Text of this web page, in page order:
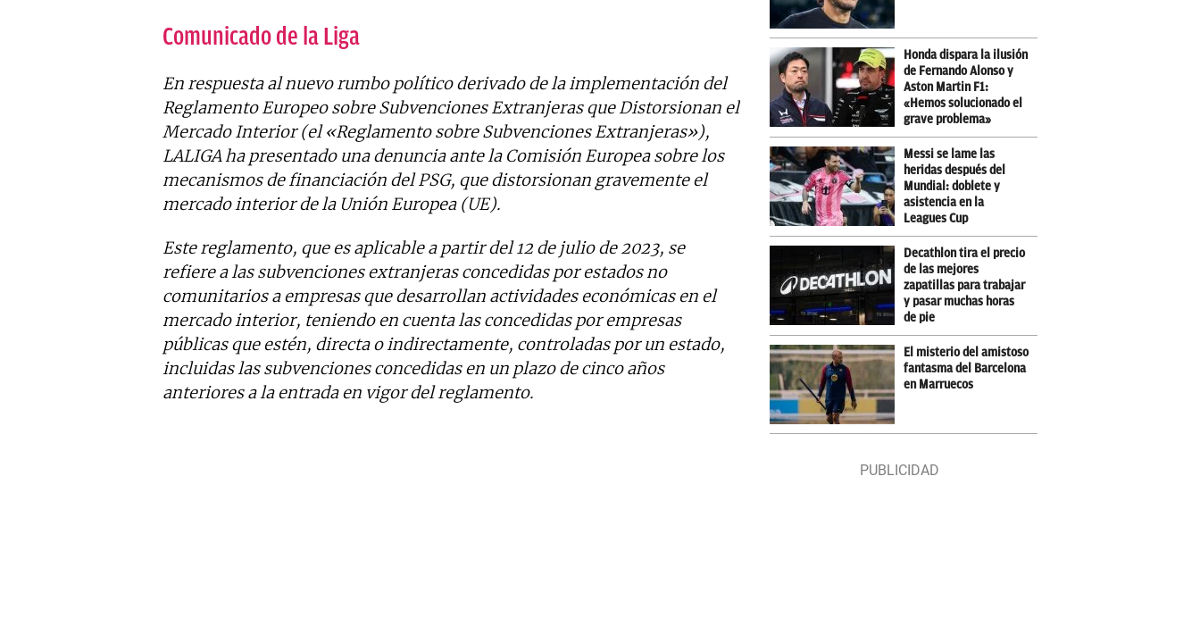
Comunicado de la Liga
En respuesta al nuevo rumbo político derivado de la implementación del
Reglamento Europeo sobre Subvenciones Extranjeras que Distorsionan el
Mercado Interior (el «Reglamento sobre Subvenciones Extranjeras»),
LALIGA ha presentado una denuncia ante la Comisión Europea sobre los
mecanismos de financiación del PSG, que distorsionan gravemente el
mercado interior de la Unión Europea (UE).
Este reglamento, que es aplicable a partir del 12 de julio de 2023, se
refiere a las subvenciones extranjeras concedidas por estados no
comunitarios a empresas que desarrollan actividades económicas en el
mercado interior, teniendo en cuenta las concedidas por empresas
públicas que estén, directa o indirectamente, controladas por un estado,
incluidas las subvenciones concedidas en un plazo de cinco años
anteriores a la entrada en vigor del reglamento.
Honda dispara la ilusión
de Fernando Alonso y
Aston Martin F1:
«Hemos solucionado el
grave problema»
Messi se lame las
heridas después del
Mundial: doblete y
asistencia en la
Leagues Cup
Decathlon tira el precio
de las mejores
zapatillas para trabajar
y pasar muchas horas
de pie
El misterio del amistoso
fantasma del Barcelona
en Marruecos